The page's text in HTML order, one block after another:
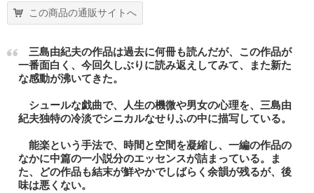
この商品の通販サイトへ
三島由紀夫の作品は過去に何冊も読んだが、この作品が
一番面白く、今回久しぶりに読み返えしてみて、また新た
な感動が沸いてきた。
シュールな戯曲で、人生の機微や男女の心理を、三島由
紀夫独特の冷淡でシニカルなせりふの中に描写している。
能楽という手法で、時間と空間を凝縮し、一編の作品の
なかに中篇の一小説分のエッセンスが詰まっている。ま
た、どの作品も結末が鮮やかでしばらく余韻が残るが、後
味は悪くない。